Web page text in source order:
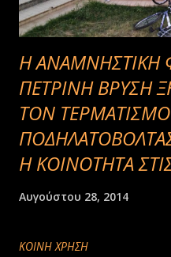
Η ΑΝΑΜΝΗΣΤΙΚΗ
ΠΕΤΡΙΝΗ ΒΡΥΣΗ
ΤΟΝ
Η ΚΟΙΝΟΤΗΤΑ
Αυγούστου 28, 2014
ΚΟΙΝΉ ΧΡΉΣΗ